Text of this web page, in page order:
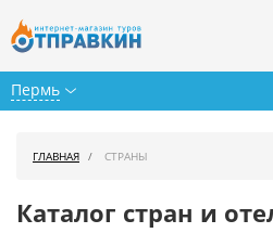
Пермь
ГЛАВНАЯ СТРАНЫ
Каталог стран и